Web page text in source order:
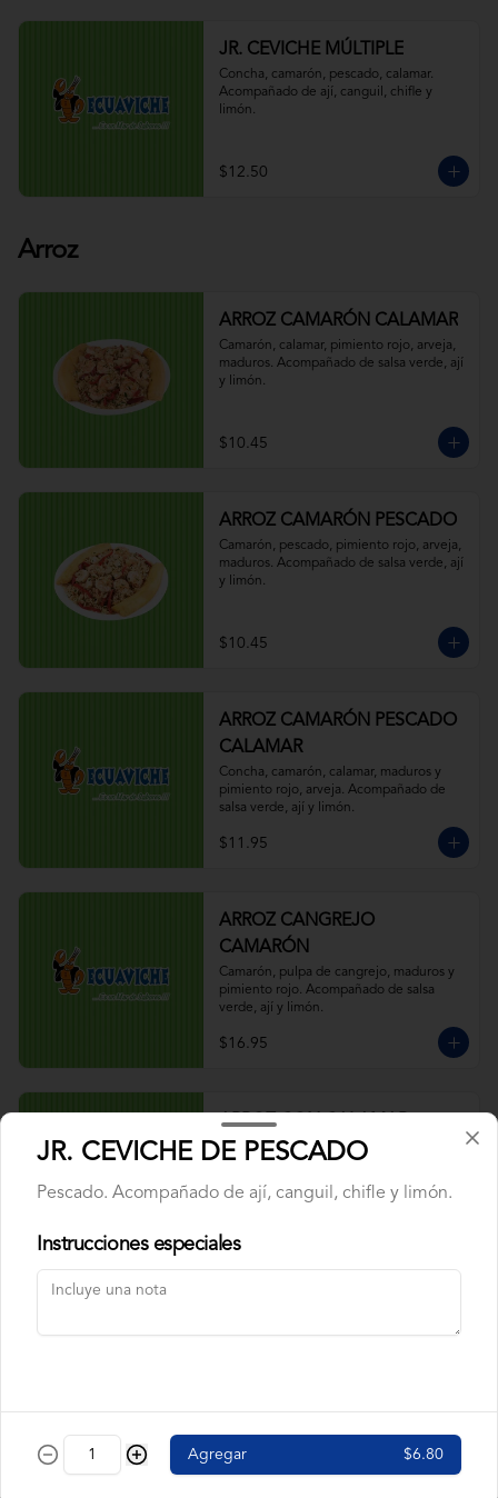
JR. CEVICHE MÚLTIPLE
Concha, camarón, pescado, calamar.
Acompañado de ají, canguil, chifle y
limón.
$12.50
Arroz
ARROZ CAMARÓN CALAMAR
Camarón, calamar, pimiento rojo, arveja,
maduros. Acompañado de salsa verde, ají
y limón.
$10.45
ARROZ CAMARÓN PESCADO
Camarón, pescado, pimiento rojo, arveja,
maduros. Acompañado de salsa verde, ají
y limón.
$10.45
ARROZ CAMARÓN PESCADO
CALAMAR
Concha, camarón, calamar, maduros y
pimiento rojo, arveja. Acompañado de
salsa verde, ají y limón.
$11.95
ARROZ CANGREJO
CAMARÓN
Camarón, pulpa de cangrejo, maduros y
pimiento rojo. Acompañado de salsa
verde, ají y limón.
$16.95
ARROZ CON CALAMAR
Calamar, maduros y pimiento rojo, arveja.
Acompañado de salsa verde, ají y limón.
$9.95
JR. CEVICHE DE PESCADO
Pescado. Acompañado de ají, canguil, chifle y limón.
Instrucciones especiales
Agregar $6.80